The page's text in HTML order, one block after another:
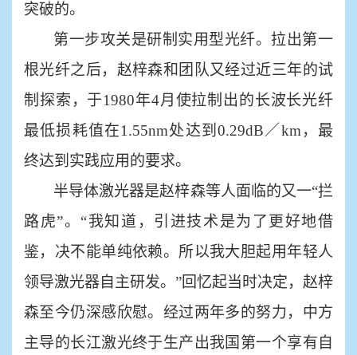
突破的。
第一步攻关是研制实用型光纤。拉出第一
根光纤之后，赵梓森和团队又经过近三年的试
制探索，于1980年4月使拉制出的长波长光纤
最低损耗值在1.55nm处达到0.29dB／km，最
终达到实践应用的要求。
半导体激光器是赵梓森等人面临的又一“拦
路虎”。“我知道，引进技术是为了更好地借
鉴，决不能单纯依赖。所以我大胆起用年轻人
领导激光器自主研发。”回忆起当时决定，赵梓
森至今仍深感欣慰。经过两年多的努力，中方
主导的长江激光终于生产出我国第一个享有自